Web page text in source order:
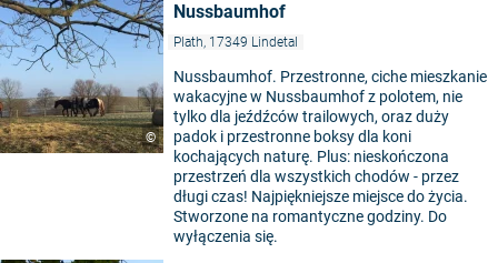
©
Nussbaumhof
Plath, 17349 Lindetal
Nussbaumhof. Przestronne, ciche mieszkanie
wakacyjne w Nussbaumhof z polotem, nie
tylko dla jeźdźców trailowych, oraz duży
padok i przestronne boksy dla koni
kochających naturę. Plus: nieskończona
przestrzeń dla wszystkich chodów - przez
długi czas! Najpiękniejsze miejsce do życia.
Stworzone na romantyczne godziny. Do
wyłączenia się.